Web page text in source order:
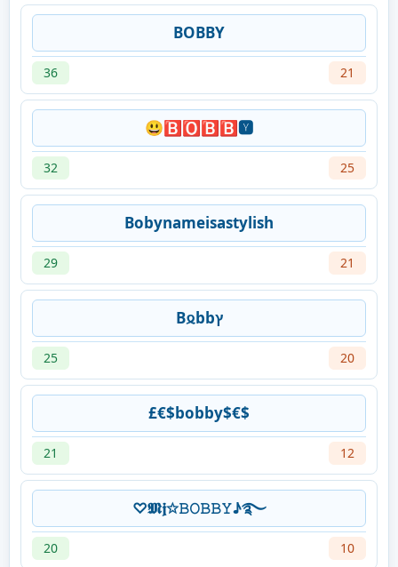
BOBBY
36 21
😃🅱🅾🅱🅱🆈
32 25
Bobynameisastylish
29 21
B𐍉bbץ
25 20
£€$bobby$€$
21 12
♡𝕸𝖏✩𝙱𝙾𝙱𝙱𝚈♪࿐
20 10